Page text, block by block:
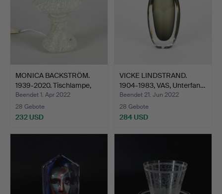
MONICA BACKSTRÖM.
1939-2020. Tischlampe,
G…
Beendet 1. Apr 2022
28 Gebote
232 USD
VICKE LINDSTRAND.
1904-1983, VAS, Unterfan…
Beendet 21. Jun 2022
28 Gebote
284 USD